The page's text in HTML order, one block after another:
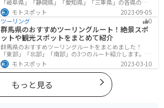
「岐阜県」「静岡県」「愛知県」「三重県」の各県の観
光地紹介します。自然豊かな山々や湖、温泉地が点在
し、四季折々の景色を楽しめるスポットが多数ありま
す。バイクで東海にツーリングに行く際は参考にしてく
ださい。
モトスポット
2023-09-05
ツーリング
0
群馬県のおすすめツーリングルート！絶景スポ
ットや観光スポットをまとめて紹介
群馬県のおすすめツーリングルートをまとめました！
「東部」「北部」「南部」の3つのルート紹介します。草
津温泉や伊香保温泉など全国でも有名な温泉や豊かな自
然を満喫するツーリングができます。バイクで群馬県に
ツーリングに行く際は参考にしてください。
モトスポット 2023-03-10
もっと見る